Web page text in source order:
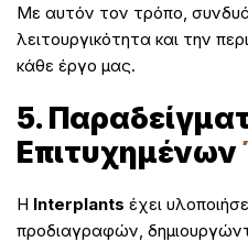
Με αυτόν τον τρόπο,
λειτουργικότητα και την
κάθε έργο μας.
5.
Επιτυχημένων
Η Interplants έχει
προδιαγραφών,